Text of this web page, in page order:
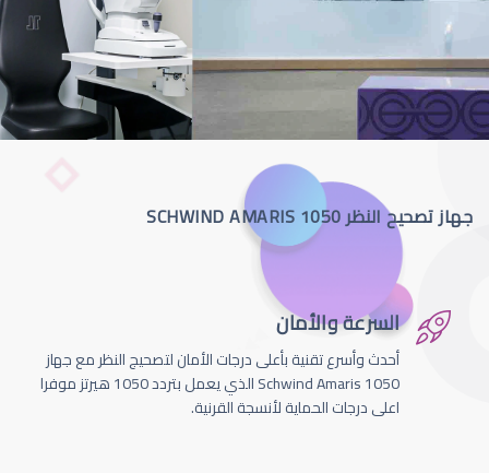
جهاز تصحيح النظر SCHWIND AMARIS 1050
السرعة والأمان
أحدث وأسرع تقنية بأعلى درجات الأمان لتصحيج النظر مع جهاز
Schwind Amaris 1050 الذي يعمل بتردد 1050 هيرتز موفرا
اعلى درجات الحماية لأنسجة القرنية.